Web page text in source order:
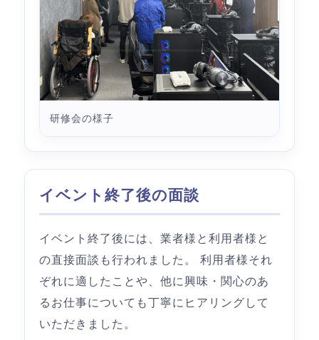
研修会の様子
イベント終了後の面談
イベント終了後には、業者様と利用者様と
の直接面談も行われました。 利用者様それ
ぞれに適したことや、他に興味・関心のあ
るお仕事についても丁寧にヒアリングして
いただきました。